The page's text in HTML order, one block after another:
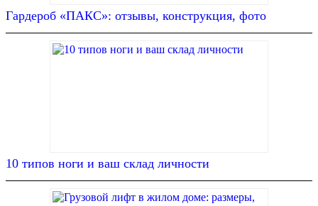
Гардероб «ПАКС»: отзывы, конструкция, фото
10 типов ноги и ваш склад личности